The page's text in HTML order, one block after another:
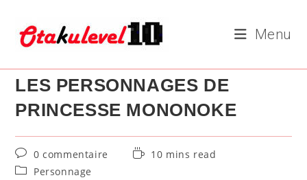
content
Menu
LES PERSONNAGES DE
PRINCESSE MONONOKE
Commentaires
de
0 commentaire
Temps10 mins read
PostPersonnage